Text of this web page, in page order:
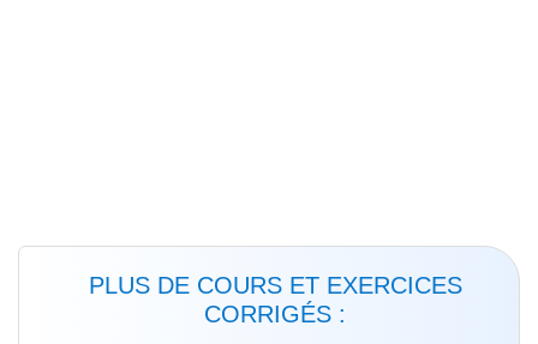
PLUS DE COURS ET EXERCICES
CORRIGÉS :